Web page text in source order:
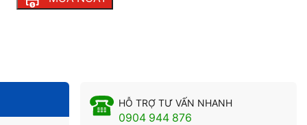
HỖ TRỢ TƯ VẤN NHANH
0904 944 876